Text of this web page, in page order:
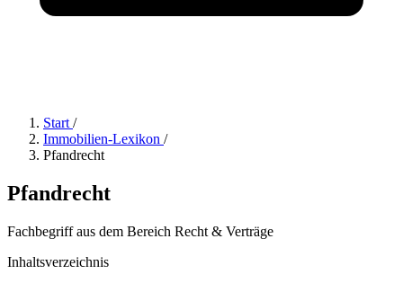
Start /
Immobilien-Lexikon /
Pfandrecht
Pfandrecht
Fachbegriff aus dem Bereich Recht & Verträge
Inhaltsverzeichnis